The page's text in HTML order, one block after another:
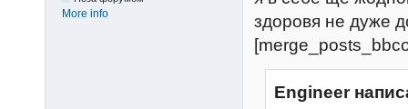
More info
здоровя не дуже
Engineer